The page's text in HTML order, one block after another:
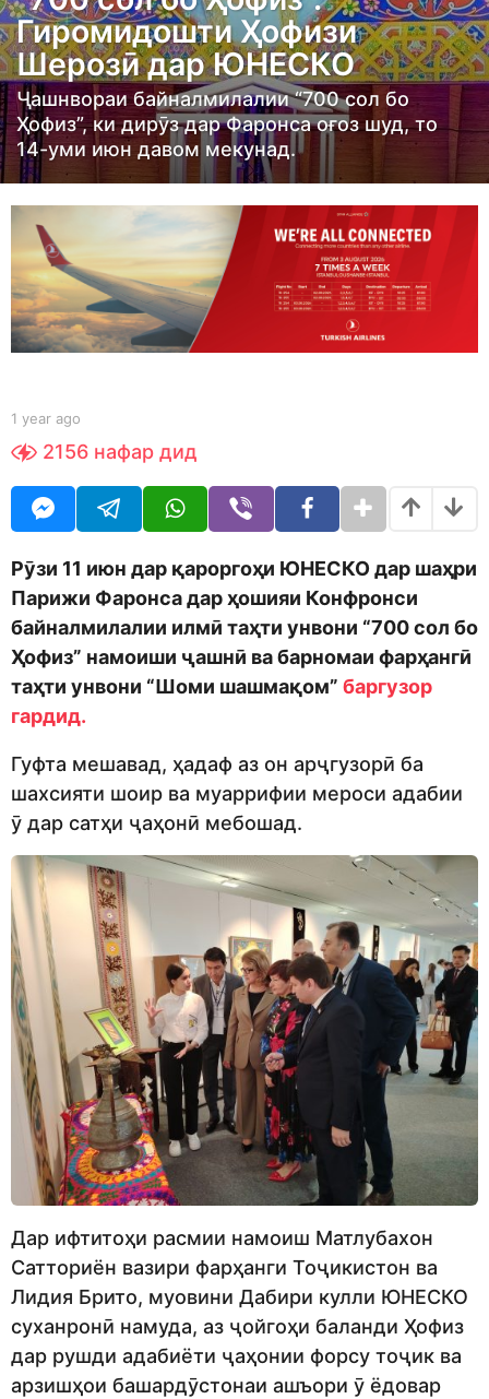
r
a
g
o
1
y
e
a
g
o
Гиромидошти Ҳофизи
Шерозӣ дар ЮНЕСКО
Ҷашнвораи байналмилалии “700 сол бо
Ҳофиз”, ки дирӯз дар Фаронса оғоз шуд, то
14-уми июн давом мекунад.
b
S
h
d
o
1 year ago
y
e
o
2156 нафар дид
Рӯзи 11 июн дар қароргоҳи ЮНЕСКО дар шаҳри
Парижи Фаронса дар ҳошияи Конфронси
байналмилалии илмӣ таҳти унвони “700 сол бо
Ҳофиз” намоиши ҷашнӣ ва барномаи фарҳангӣ
таҳти унвони “Шоми шашмақом” баргузор
гардид.
Гуфта мешавад, ҳадаф аз он арҷгузорӣ ба
шахсияти шоир ва муаррифии мероси адабии
ӯ дар сатҳи ҷаҳонӣ мебошад.
Дар ифтитоҳи расмии намоиш Матлубахон
Сатториён вазири фарҳанги Тоҷикистон ва
Лидия Брито, муовини Дабири кулли ЮНЕСКО
суханронӣ намуда, аз ҷойгоҳи баланди Ҳофиз
дар рушди адабиёти ҷаҳонии форсу тоҷик ва
арзишҳои башардӯстонаи ашъори ӯ ёдовар